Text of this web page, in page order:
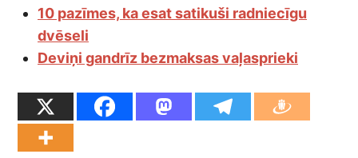
10 pazīmes, ka esat satikuši radniecīgu
dvēseli
Deviņi gandrīz bezmaksas vaļasprieki